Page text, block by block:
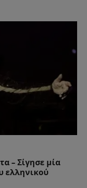
– Σίγησε μία
ελληνικού